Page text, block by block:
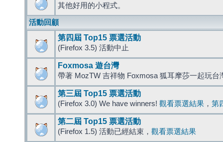
其他好用的小程式。
活動回顧
第四屆 Top15 票選活動
(Firefox 3.5) 活動中止
Foxmosa 遊台灣
帶著 MozTW 吉祥物 Foxmosa 狐耳摩莎一起玩台
第三屆 Top15 票選活動
(Firefox 3.0) We have winners! 觀看票選結果 ， 第
第二屆 Top15 票選活動
(Firefox 1.5) 活動已經結束， 觀看票選結果